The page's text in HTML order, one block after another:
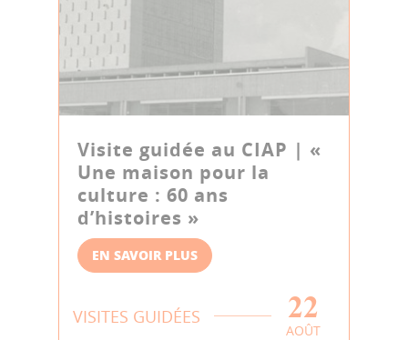
Visite guidée au CIAP | «
Une maison pour la
culture : 60 ans
d’histoires »
EN SAVOIR PLUS
VISITES GUIDÉES 22
AOÛT